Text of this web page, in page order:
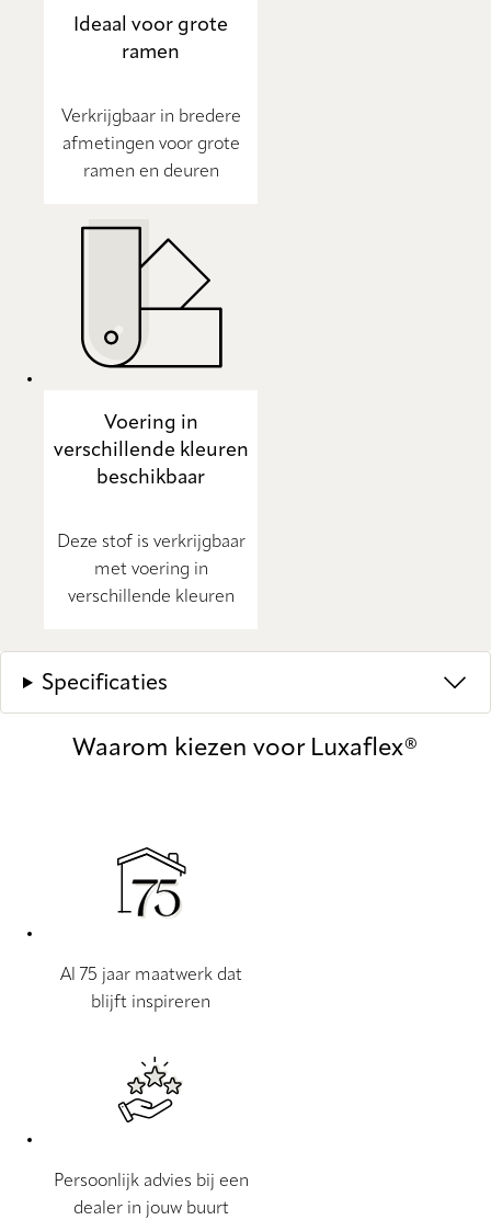
Ideaal voor grote
ramen
Verkrijgbaar in bredere
afmetingen voor grote
ramen en deuren
Voering in
verschillende kleuren
beschikbaar
Deze stof is verkrijgbaar
met voering in
verschillende kleuren
Specificaties
Waarom kiezen voor Luxaflex®
Al 75 jaar maatwerk dat
blijft inspireren
Persoonlijk advies bij een
dealer in jouw buurt